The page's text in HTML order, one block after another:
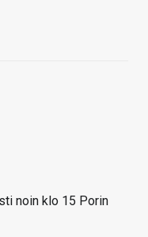
noin klo 15 Porin